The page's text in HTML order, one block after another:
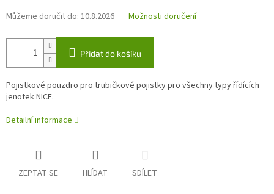
Můžeme doručit do: 10.8.2026 Možnosti doručení
Přidat do košíku
Pojistkové pouzdro pro trubičkové pojistky pro všechny typy řídících
jenotek NICE.
Detailní informace
ZEPTAT SE HLÍDAT SDÍLET